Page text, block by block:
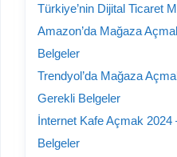
Türkiye’nin Dijital Ticaret
Amazon’da Mağaza
Belgeler
Trendyol’da Mağaza
Gerekli Belgeler
İnternet Kafe Açmak
Belgeler